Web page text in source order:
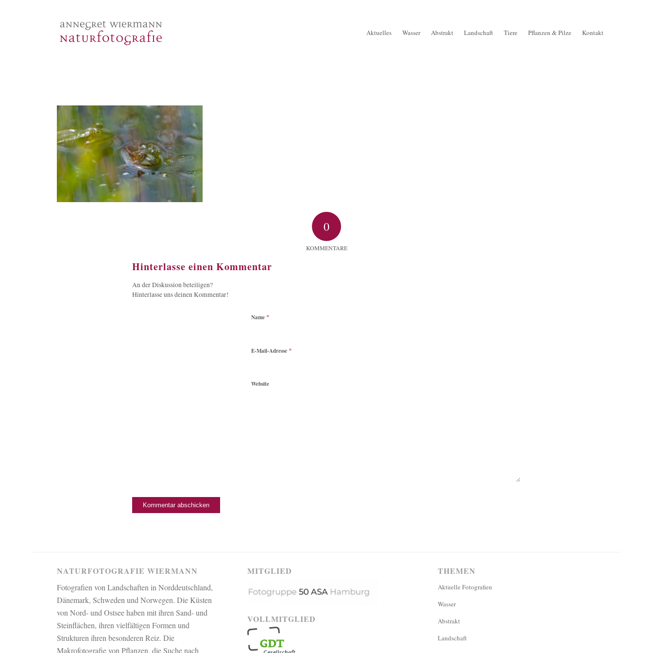
Aktuelles Wasser Abstrakt Landschaft Tiere Pflanzen & Pilze Kontakt
0
KOMMENTARE
Hinterlasse einen Kommentar
An der Diskussion beteiligen?
Hinterlasse uns deinen Kommentar!
Name *
E-Mail-Adresse *
Website
NATURFOTOGRAFIE WIERMANN
Fotografien von Landschaften in Norddeutschland,
Dänemark, Schweden und Norwegen. Die Küsten
von Nord- und Ostsee haben mit ihren Sand- und
Steinflächen, ihren vielfältigen Formen und
Strukturen ihren besonderen Reiz. Die
Makrofotografie von Pflanzen, die Suche nach
MITGLIED
VOLLMITGLIED
THEMEN
Aktuelle Fotografien
Wasser
Abstrakt
Landschaft